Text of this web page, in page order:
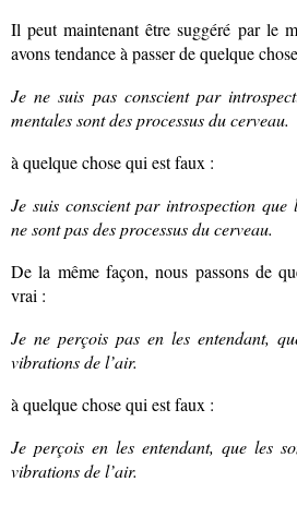
Il peut maintenant être suggéré par le
avons tendance à passer de quelque
Je ne suis pas conscient par
mentales sont des processus du cerveau.
à quelque chose qui est faux :
Je suis conscient par introspection que
ne sont pas des processus du cerveau.
De la même façon, nous passons de
vrai :
Je ne perçois pas en les entendant,
vibrations de l’air.
à quelque chose qui est faux :
Je perçois en les entendant, que les
vibrations de l’air.